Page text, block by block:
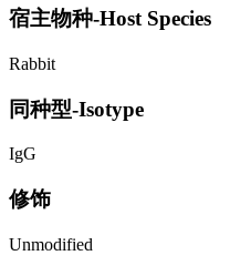
宿主物种-Host Species
Rabbit
同种型-Isotype
IgG
修饰
Unmodified